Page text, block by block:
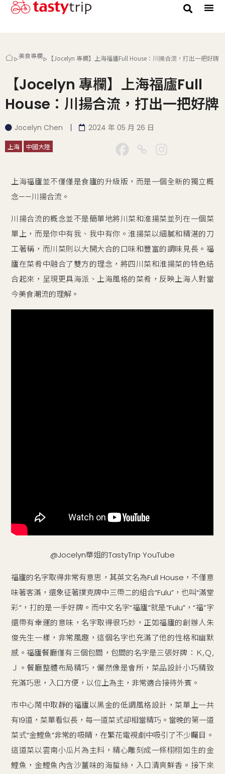
美食專欄 【Jocelyn 專欄】上海福廬Full House：川揚合流，打出一把好牌
【Jocelyn 專欄】上海福廬Full
House：川揚合流，打出一把好牌
Jocelyn Chen 2024 年 05 月 26 日
上海 中國大陸
上海福廬並不僅僅是食廬的升級版，而是一個全新的獨立概
念——川揚合流。
川揚合流的概念並不是簡單地將川菜和淮揚菜並列在一個菜
單上，而是你中有我、我中有你。淮揚菜以細膩和精湛的刀
工著稱，而川菜則以大開大合的口味和豐富的調味見長。福
廬在菜肴中融合了雙方的理念，將四川菜和淮揚菜的特色結
合起來，呈現更具海派、上海風格的菜肴，反映上海人對當
今美食潮流的理解。
@Jocelyn華姐的TastyTrip YouTube
福廬的名字取得非常有意思，其英文名為Full House，不僅意
味著客滿，還象征著撲克牌中三帶二的組合“Fulu”，也叫“滿堂
彩”，打的是一手好牌。而中文名字“福廬”就是“Fulu”，“福”字
還帶有幸運的意味，名字取得很巧妙，正如福廬的創辦人朱
俊先生一樣，非常風趣，這個名字也充滿了他的性格和幽默
感。福廬餐廳僅有三個包間，包間的名字是三張好牌：Ｋ,Ｑ,
Ｊ。餐廳整體布局精巧，儼然像是會所，菜品設計小巧精致
充滿巧思，入口方便，以位上為主，非常適合接待外賓。
市中心鬧中取靜的福廬以黑金的低調風格設計，菜單上一共
有19道，菜單看似長，每一道菜式卻相當精巧。當晚的第一道
菜式“金鯉魚”非常的吸睛，在繁花電視劇中吸引了不少矚目。
這道菜以雲南小瓜片為主料，精心雕刻成一條栩栩如生的金
鯉魚，金鯉魚內含沙薑味的海蜇絲，入口清爽鮮香。接下來